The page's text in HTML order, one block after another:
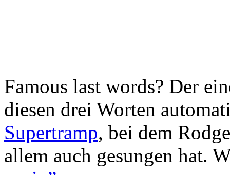
Famous last words? Der
diesen drei Worten
Supertramp, bei dem
allem auch gesungen hat.